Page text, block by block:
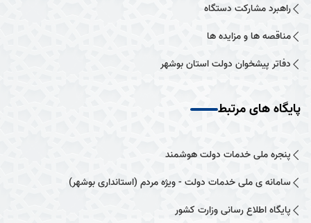
راهبرد مشارکت دستگاه
مناقصه ها و مزایده ها
دفاتر پیشخوان دولت استان بوشهر
پایگاه های مرتبط
پنجره ملی خدمات دولت هوشمند
سامانه ی ملی خدمات دولت - ویژه مردم (استانداری بوشهر)
پایگاه اطلاع رسانی وزارت کشور